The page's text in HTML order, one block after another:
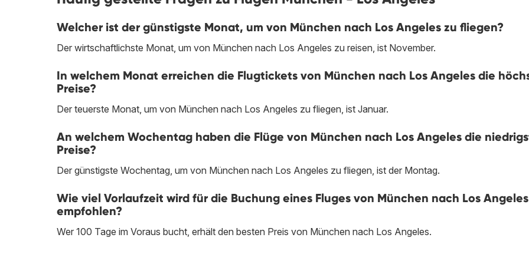
Welcher ist der günstigste Monat, um von München nach Los Angeles zu fliegen?
Der wirtschaftlichste Monat, um von München nach Los Angeles zu reisen, ist November.
In welchem Monat erreichen die Flugtickets von München nach Los Angeles die
Preise?
Der teuerste Monat, um von München nach Los Angeles zu fliegen, ist Januar.
An welchem Wochentag haben die Flüge von München nach Los Angeles die
Preise?
Der günstigste Wochentag, um von München nach Los Angeles zu fliegen, ist der Montag.
Wie viel Vorlaufzeit wird für die Buchung eines Fluges von München nach Los Angeles
empfohlen?
Wer 100 Tage im Voraus bucht, erhält den besten Preis von München nach Los Angeles.